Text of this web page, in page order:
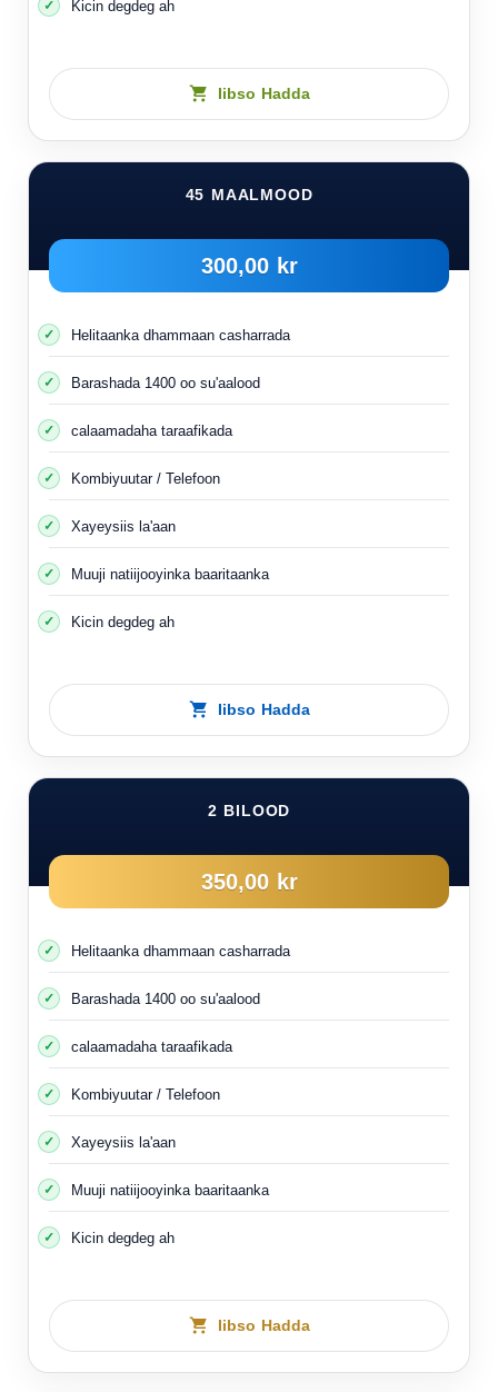
Kicin degdeg ah
Iibso Hadda
45 MAALMOOD
300,00 kr
Helitaanka dhammaan casharrada
Barashada 1400 oo su'aalood
calaamadaha taraafikada
Kombiyuutar / Telefoon
Xayeysiis la'aan
Muuji natiijooyinka baaritaanka
Kicin degdeg ah
Iibso Hadda
2 BILOOD
350,00 kr
Helitaanka dhammaan casharrada
Barashada 1400 oo su'aalood
calaamadaha taraafikada
Kombiyuutar / Telefoon
Xayeysiis la'aan
Muuji natiijooyinka baaritaanka
Kicin degdeg ah
Iibso Hadda